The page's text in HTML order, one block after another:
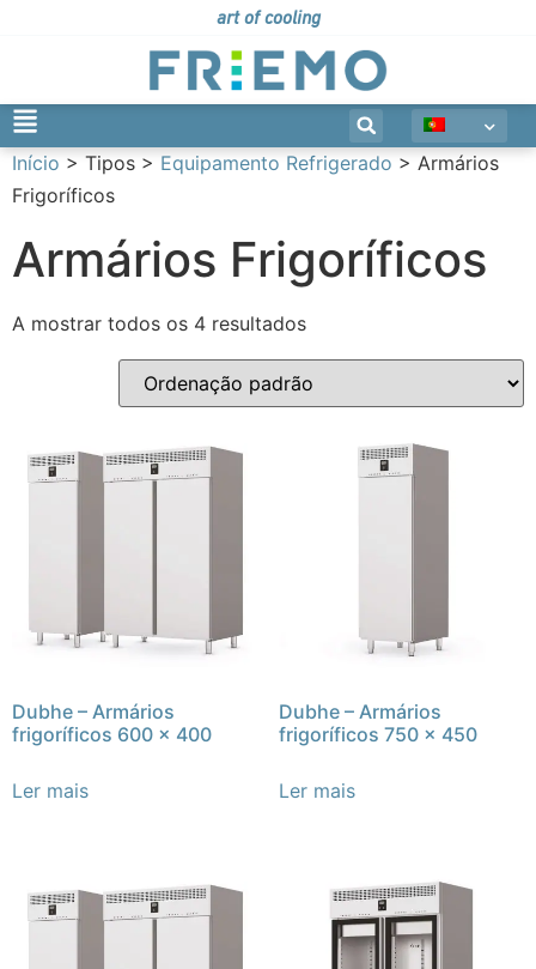
art of cooling
Início > Tipos > Equipamento Refrigerado > Armários
Frigoríficos
Armários Frigoríficos
A mostrar todos os 4 resultados
Dubhe – Armários
frigoríficos 600 x 400
Ler mais
Dubhe – Armários
frigoríficos 750 x 450
Ler mais